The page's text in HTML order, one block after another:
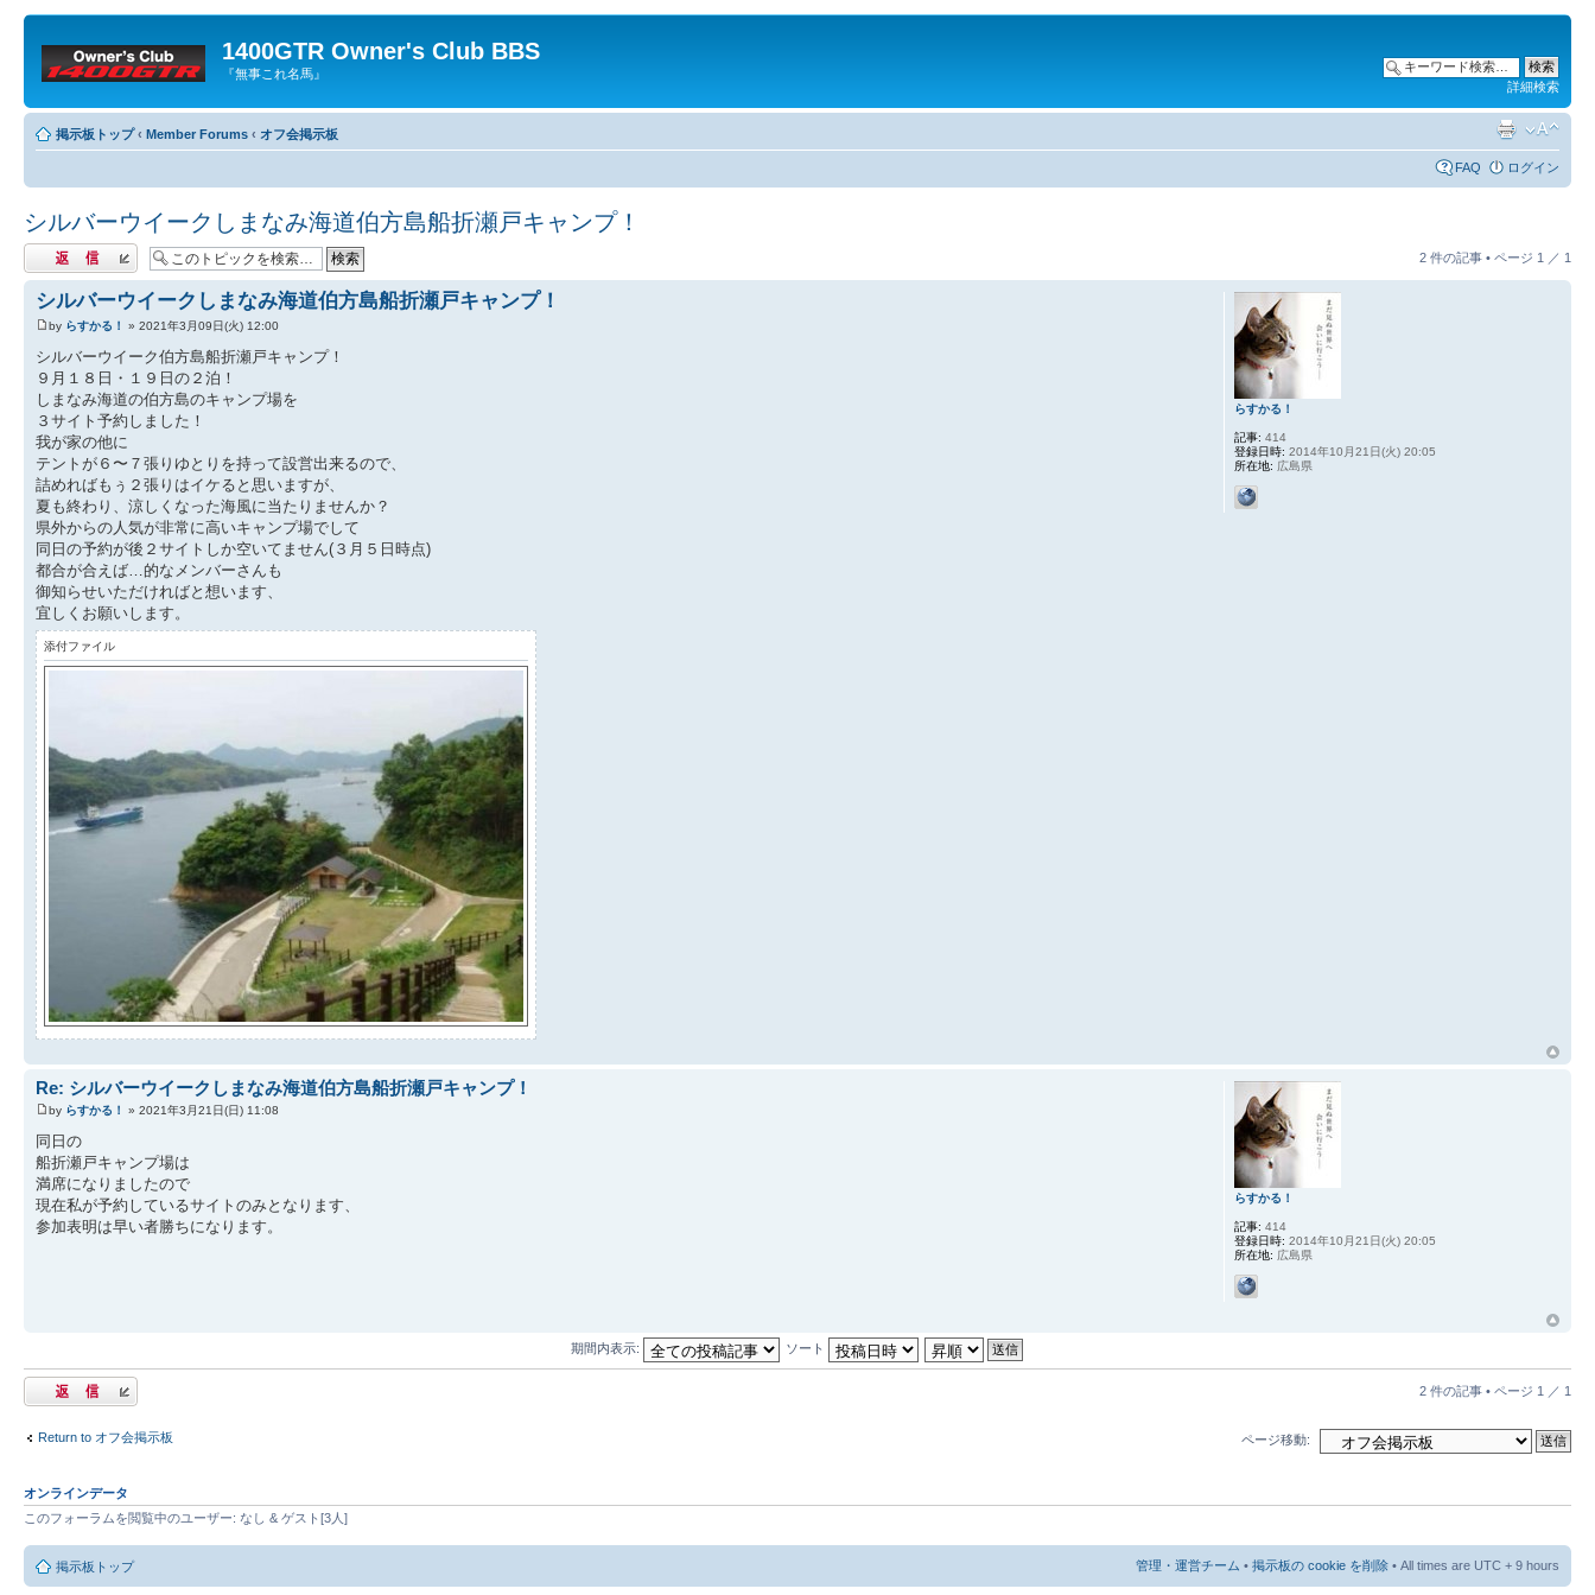
1400GTR Owner's Club BBS
『無事これ名馬』
詳細検索
掲示板トップ ‹ Member Forums ‹ オフ会掲示板
FAQ ログイン
シルバーウイークしまなみ海道伯方島船折瀬戸キャンプ！
返信する 2 件の記事 • ページ 1 ／ 1
シルバーウイークしまなみ海道伯方島船折瀬戸キャンプ！
by らすかる！ » 2021年3月09日(火) 12:00
シルバーウイーク伯方島船折瀬戸キャンプ！
９月１８日・１９日の２泊！
しまなみ海道の伯方島のキャンプ場を
３サイト予約しました！
我が家の他に
テントが６〜７張りゆとりを持って設営出来るので、
詰めればもぅ２張りはイケると思いますが、
夏も終わり、涼しくなった海風に当たりませんか？
県外からの人気が非常に高いキャンプ場でして
同日の予約が後２サイトしか空いてません(３月５日時点)
都合が合えば…的なメンバーさんも
御知らせいただければと想います、
宜しくお願いします。
添付ファイル
らすかる！
記事: 414
登録日時: 2014年10月21日(火) 20:05
所在地: 広島県
Re: シルバーウイークしまなみ海道伯方島船折瀬戸キャンプ！
by らすかる！ » 2021年3月21日(日) 11:08
同日の
船折瀬戸キャンプ場は
満席になりましたので
現在私が予約しているサイトのみとなります、
参加表明は早い者勝ちになります。
らすかる！
記事: 414
登録日時: 2014年10月21日(火) 20:05
所在地: 広島県
期間内表示: ソート
返信する 2 件の記事 • ページ 1 ／ 1
Return to オフ会掲示板 ページ移動:
オンラインデータ
このフォーラムを閲覧中のユーザー: なし & ゲスト[3人]
掲示板トップ 管理・運営チーム • 掲示板の cookie を削除 • All times are UTC + 9 hours